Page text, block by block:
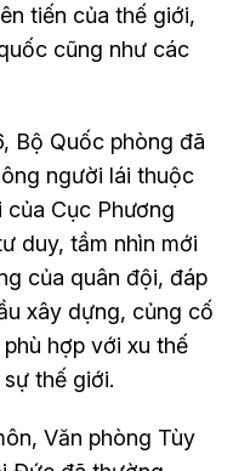
tiến của thế giới,
cũng như các
Bộ Quốc phòng đã
người lái thuộc
của Cục Phương
duy, tầm nhìn mới
của quân đội, đáp
xây dựng, củng cố
hợp với xu thế
thế giới.
Văn phòng Tùy